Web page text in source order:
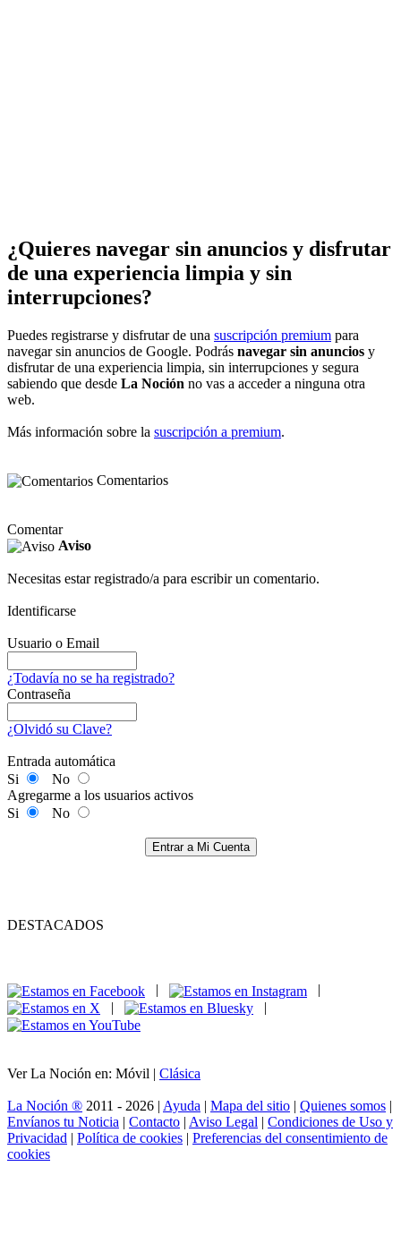
¿Quieres navegar sin anuncios y disfrutar
de una experiencia limpia y sin
interrupciones?
Puedes registrarse y disfrutar de una suscripción premium para
navegar sin anuncios de Google. Podrás navegar sin anuncios y
disfrutar de una experiencia limpia, sin interrupciones y segura
sabiendo que desde La Noción no vas a acceder a ninguna otra
web.
Más información sobre la suscripción a premium.
Comentarios
Comentar
Aviso
Necesitas estar registrado/a para escribir un comentario.
Identificarse
Usuario o Email
¿Todavía no se ha registrado?
Contraseña
¿Olvidó su Clave?
Entrada automática
Si
No
Agregarme a los usuarios activos
Si
No
Entrar a Mi Cuenta
DESTACADOS
|
|
Ver La Noción en: Móvil | Clásica
La Noción ® 2011 - 2026 | Ayuda | Mapa del sitio | Quienes somos |
Envíanos tu Noticia | Contacto | Aviso Legal | Condiciones de Uso y
Privacidad | Política de cookies | Preferencias del consentimiento de
cookies